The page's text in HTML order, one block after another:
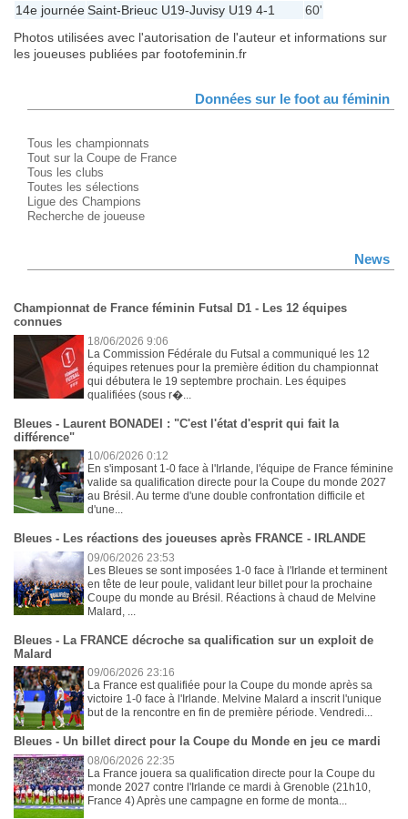
14e journéeSaint-Brieuc U19-Juvisy U19 4-1
60'
Photos utilisées avec l'autorisation de l'auteur et informations sur
les joueuses publiées par footofeminin.fr
Données sur le foot au féminin
Tous les championnats
Tout sur la Coupe de France
Tous les clubs
Toutes les sélections
Ligue des Champions
Recherche de joueuse
News
Championnat de France féminin Futsal D1 - Les 12 équipes
connues
18/06/2026 9:06
La Commission Fédérale du Futsal a communiqué les 12
équipes retenues pour la première édition du championnat
qui débutera le 19 septembre prochain. Les équipes
qualifiées (sous r�...
Bleues - Laurent BONADEI : "C'est l'état d'esprit qui fait la
différence"
10/06/2026 0:12
En s'imposant 1-0 face à l'Irlande, l'équipe de France féminine
valide sa qualification directe pour la Coupe du monde 2027
au Brésil. Au terme d'une double confrontation difficile et
d'une...
Bleues - Les réactions des joueuses après FRANCE - IRLANDE
09/06/2026 23:53
Les Bleues se sont imposées 1-0 face à l'Irlande et terminent
en tête de leur poule, validant leur billet pour la prochaine
Coupe du monde au Brésil. Réactions à chaud de Melvine
Malard, ...
Bleues - La FRANCE décroche sa qualification sur un exploit de
Malard
09/06/2026 23:16
La France est qualifiée pour la Coupe du monde après sa
victoire 1-0 face à l'Irlande. Melvine Malard a inscrit l'unique
but de la rencontre en fin de première période. Vendredi...
Bleues - Un billet direct pour la Coupe du Monde en jeu ce mardi
08/06/2026 22:35
La France jouera sa qualification directe pour la Coupe du
monde 2027 contre l'Irlande ce mardi à Grenoble (21h10,
France 4) Après une campagne en forme de monta...